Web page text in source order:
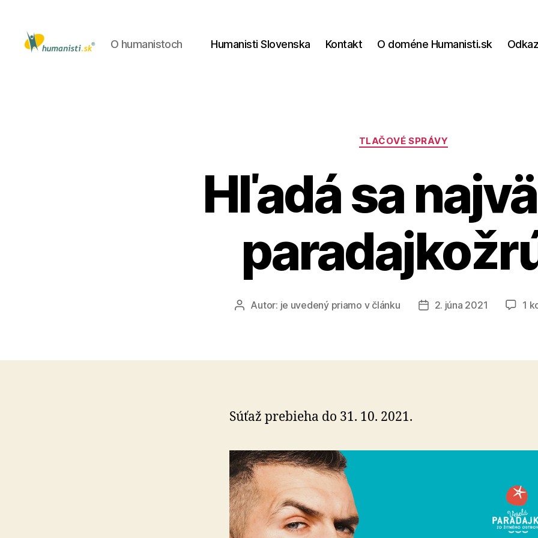
O humanistoch Humanisti Slovenska Kontakt O doméne Humanisti.sk
Kategórie
TLAČOVÉ SPRÁVY
Hľadá sa
AutorAutor: je uvedený priamo v článku
Dátum
2. júna 2021 1
Súťaž prebieha do 31. 10. 2021.